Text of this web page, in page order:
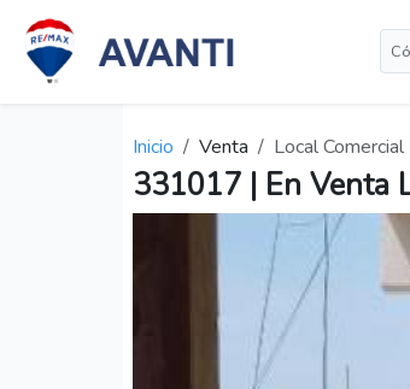
Inicio Venta Local Comercial
331017 | En Venta